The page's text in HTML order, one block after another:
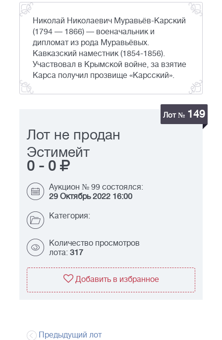
Николай Николаевич Муравьёв-Карский
(1794 — 1866) — военачальник и
дипломат из рода Муравьёвых.
Кавказский наместник (1854-1856).
Участвовал в Крымской войне, за взятие
Карса получил прозвище «Карсский».
Лот № 149
Лот не продан
Эстимейт
0 - 0
Аукцион № 99 состоялся:
29 Октябрь 2022 16:00
Категория:
Количество просмотров
лота: 317
Добавить в избранное
Предыдущий лот